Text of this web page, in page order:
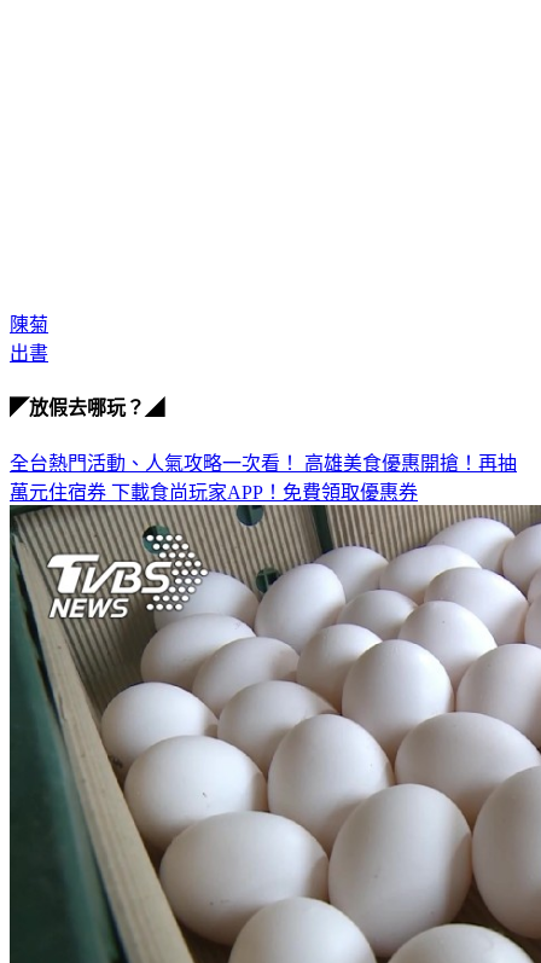
陳菊
出書
◤放假去哪玩？◢
全台熱門活動、人氣攻略一次看！ 高雄美食優惠開搶！再抽
萬元住宿券 下載食尚玩家APP！免費領取優惠券